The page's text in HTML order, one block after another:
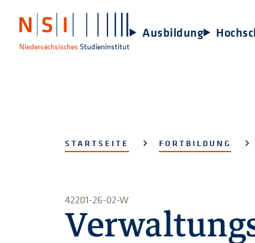
Niedersächsisches Studieninstitut
Ausbildung
STARTSEITE FORTBILDUNG
42201-26-02-W